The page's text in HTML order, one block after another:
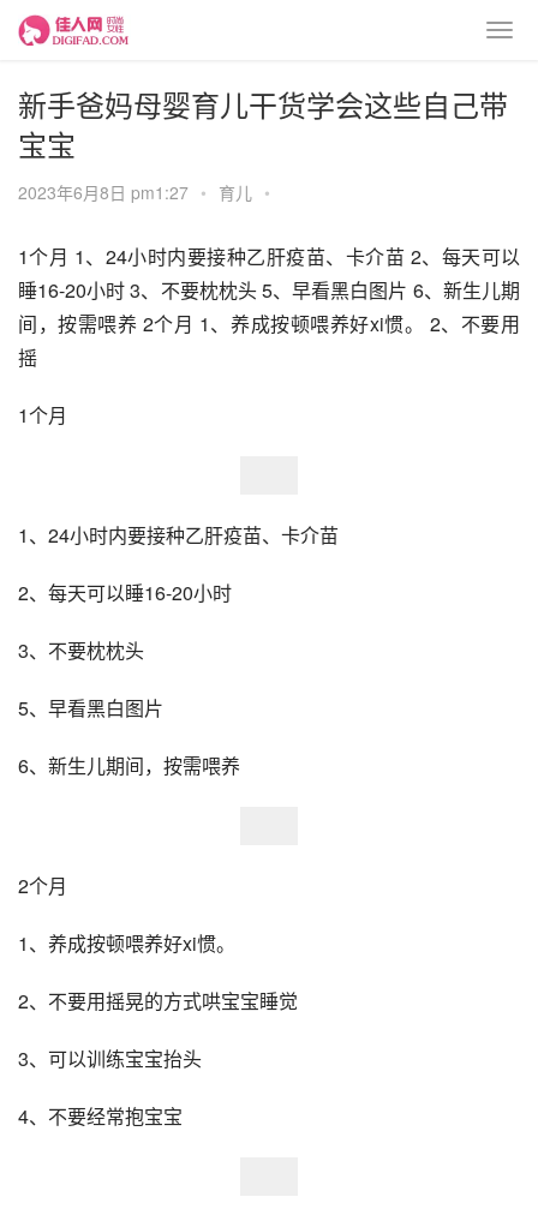
新手爸妈母婴育儿干货学会这些自己带
宝宝
2023年6月8日 pm1:27 • 育儿 •
1个月 1、24小时内要接种乙肝疫苗、卡介苗 2、每天可以
睡16-20小时 3、不要枕枕头 5、早看黑白图片 6、新生儿期
间，按需喂养 2个月 1、养成按顿喂养好xi惯。 2、不要用
摇
1个月
1、24小时内要接种乙肝疫苗、卡介苗
2、每天可以睡16-20小时
3、不要枕枕头
5、早看黑白图片
6、新生儿期间，按需喂养
2个月
1、养成按顿喂养好xi惯。
2、不要用摇晃的方式哄宝宝睡觉
3、可以训练宝宝抬头
4、不要经常抱宝宝